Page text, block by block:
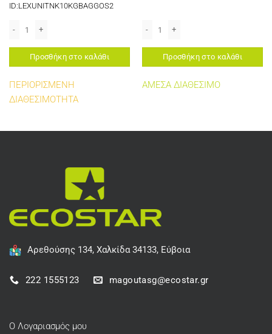
ID:LEXUNITNK10KGBAGGOS2
Προσθήκη στο καλάθι
ΠΕΡΙΟΡΙΣΜΕΝΗ
ΔΙΑΘΕΣΙΜΟΤΗΤΑ
Προσθήκη στο καλάθι
ΑΜΕΣΑ ΔΙΑΘΕΣΙΜΟ
Αρεθούσης 134, Χαλκίδα 34133, Εύβοια
222 1555123 magoutasg@ecostar.gr
Ο Λογαριασμός μου